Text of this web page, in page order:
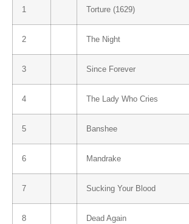
1 Torture (1629)
2 The Night
3 Since Forever
4 The Lady Who Cries
5 Banshee
6 Mandrake
7 Sucking Your Blood
8 Dead Again